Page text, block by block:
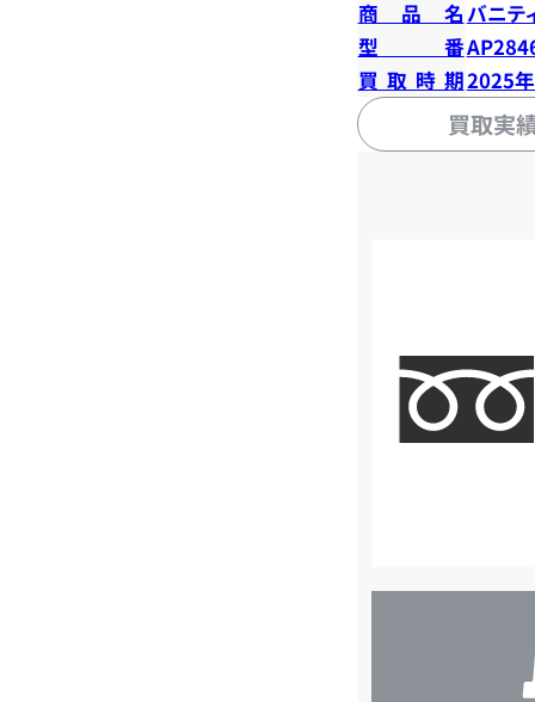
商品名バニテ
型番
買取時期2025
買取実